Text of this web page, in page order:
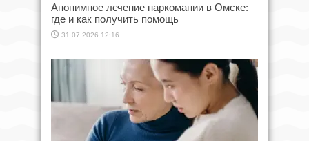
Анонимное лечение наркомании в Омске:
где и как получить помощь
31.07.2026 12:16